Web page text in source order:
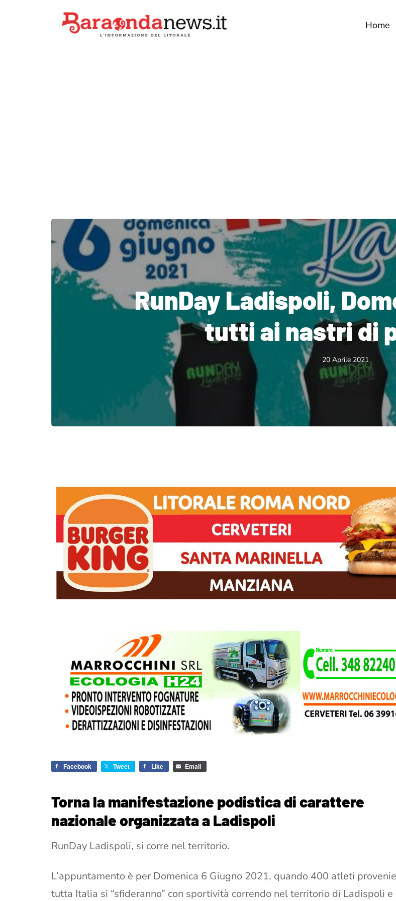
Home
RunDay Ladispoli,
tutti ai nastri di
20 Aprile 2021
Facebook Tweet Like Email
Torna la manifestazione podistica di carattere
nazionale organizzata a Ladispoli
RunDay Ladispoli, si corre nel territorio.
L’appuntamento è per Domenica 6 Giugno 2021, quando 400 atleti
tutta Italia si “sfideranno” con sportività correndo nel territorio di Ladispoli